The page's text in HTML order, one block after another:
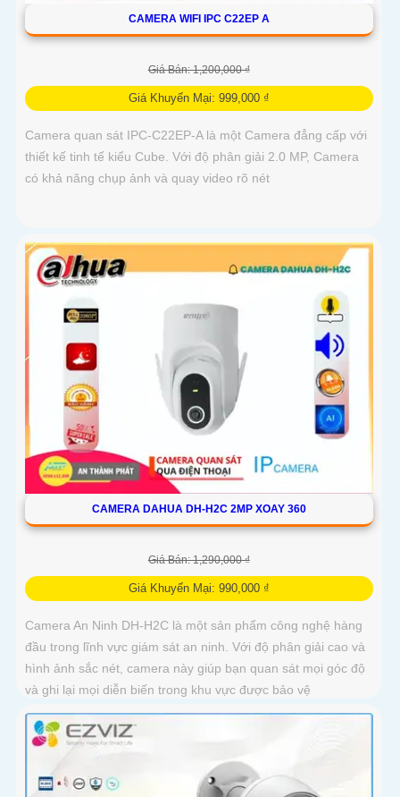
CAMERA WIFI IPC C22EP A
Giá Bán: 1,200,000 ₫
Giá Khuyến Mại: 999,000 ₫
Camera quan sát IPC-C22EP-A là một Camera đẳng cấp với
thiết kế tinh tế kiểu Cube. Với độ phân giải 2.0 MP, Camera
có khả năng chụp ảnh và quay video rõ nét
CAMERA DAHUA DH-H2C 2MP XOAY 360
Giá Bán: 1,290,000 ₫
Giá Khuyến Mại: 990,000 ₫
Camera An Ninh DH-H2C là một sản phẩm công nghệ hàng
đầu trong lĩnh vực giám sát an ninh. Với độ phân giải cao và
hình ảnh sắc nét, camera này giúp bạn quan sát mọi góc độ
và ghi lại mọi diễn biến trong khu vực được bảo vệ